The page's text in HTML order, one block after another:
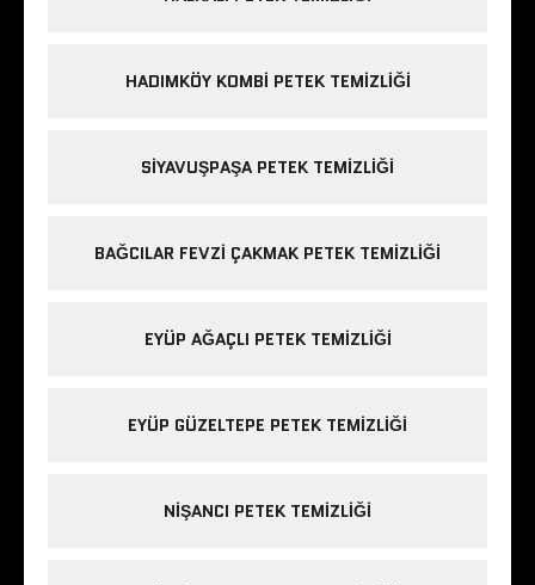
HADIMKÖY KOMBI PETEK TEMIZLIĞI
SIYAVUŞPAŞA PETEK TEMIZLIĞI
BAĞCILAR FEVZI ÇAKMAK PETEK TEMIZLIĞI
EYÜP AĞAÇLI PETEK TEMIZLIĞI
EYÜP GÜZELTEPE PETEK TEMIZLIĞI
NIŞANCI PETEK TEMIZLIĞI